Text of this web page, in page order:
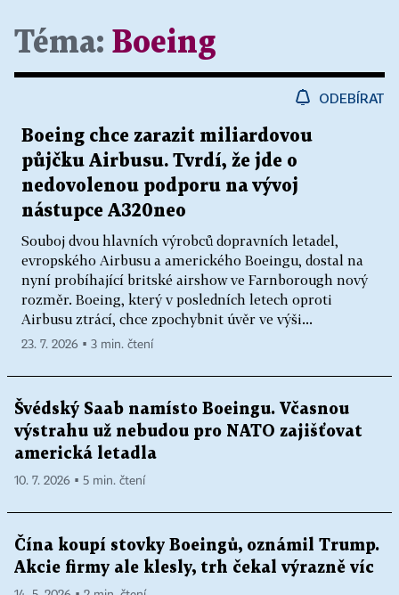
Téma: Boeing
ODEBÍRAT
Boeing chce zarazit miliardovou
půjčku Airbusu. Tvrdí, že jde o
nedovolenou podporu na vývoj
nástupce A320neo
Souboj dvou hlavních výrobců dopravních letadel,
evropského Airbusu a amerického Boeingu, dostal na
nyní probíhající britské airshow ve Farnborough nový
rozměr. Boeing, který v posledních letech oproti
Airbusu ztrácí, chce zpochybnit úvěr ve výši...
23. 7. 2026 ▪ 3 min. čtení
Švédský Saab namísto Boeingu. Včasnou
výstrahu už nebudou pro NATO zajišťovat
americká letadla
10. 7. 2026 ▪ 5 min. čtení
Čína koupí stovky Boeingů, oznámil Trump.
Akcie firmy ale klesly, trh čekal výrazně víc